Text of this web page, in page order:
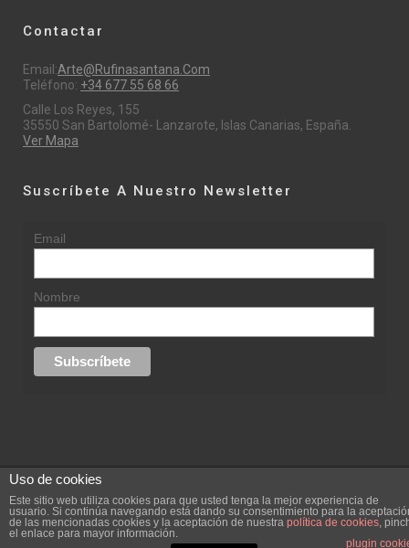
Contactar
Email:Arte@rufinasantana.com
Teléfono: +34 677 55 68 66
Calle Los Reyes, 155
35550 San Bartolomé- Lanzarote, Islas Canarias, España.
Ver Mapa
Suscríbete A Nuestro Newsletter
Email
Nombre
replica rolex datejust replica rolex day date
Creada por
Uso de cookies
Este sitio web utiliza cookies para que usted tenga la mejor experiencia de
usuario. Si continúa navegando está dando su consentimiento para la
de las mencionadas cookies y la aceptación de nuestra política de cookies,
el enlace para mayor información.
plugin